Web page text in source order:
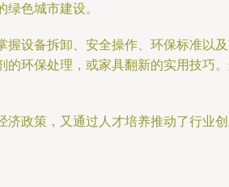
色城市建设。
设备拆卸、安全操作、环保标准以
环保处理，或家具翻新的实用技巧
政策，又通过人才培养推动了行业